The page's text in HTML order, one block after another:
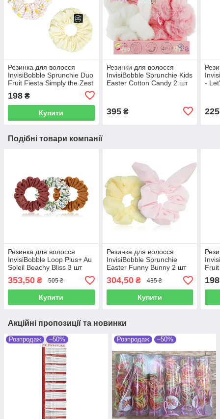
Резинка для волосся
InvisiBobble Sprunchie Duo
Fruit Fiesta Simply the Zest
198 ₴
Купити
Резинки для волосся
InvisiBobble Sprunchie Kids
Easter Cotton Candy 2 шт
395₴
-
225
Подібні товари компанії
Резинка для волосся
InvisiBobble Loop Plus+ Au
Soleil Beachy Bliss 3 шт
353,50 ₴ 505 ₴
Купити
Резинка для волосся
InvisiBobble Sprunchie
Easter Funny Bunny 2 шт
304,50₴ 435 ₴
Купити
1 шт
198
Акційні пропозиції та новинки
Розпродаж –50% Розпродаж –50%